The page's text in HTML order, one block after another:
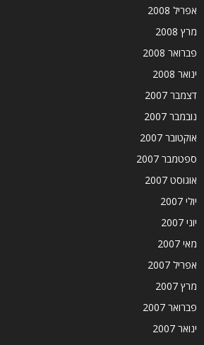
אפריל 2008
מרץ 2008
פברואר 2008
ינואר 2008
דצמבר 2007
נובמבר 2007
אוקטובר 2007
ספטמבר 2007
אוגוסט 2007
יולי 2007
יוני 2007
מאי 2007
אפריל 2007
מרץ 2007
פברואר 2007
ינואר 2007